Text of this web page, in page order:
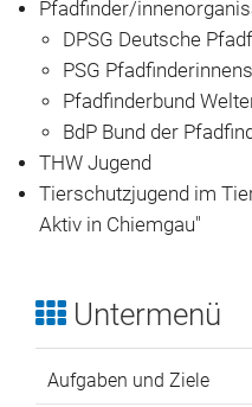
Pfadfinder/
DPSG Deutsche
PSG
Pfadfinderbund
BdP Bund der
THW Jugend
Tierschutzjugend im
Aktiv in Chiemgau"
Untermenü
Aufgaben und Ziele